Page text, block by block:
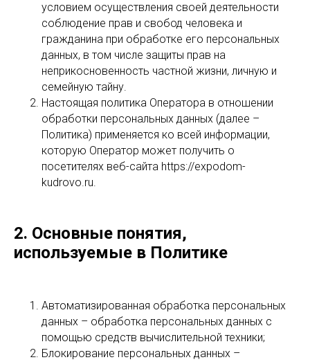
условием осуществления своей деятельности
соблюдение прав и свобод человека и
гражданина при обработке его персональных
данных, в том числе защиты прав на
неприкосновенность частной жизни, личную и
семейную тайну.
Настоящая политика Оператора в отношении
обработки персональных данных (далее –
Политика) применяется ко всей информации,
которую Оператор может получить о
посетителях веб-сайта https://expodom-
kudrovo.ru.
2. Основные понятия,
используемые в Политике
Автоматизированная обработка персональных
данных – обработка персональных данных с
помощью средств вычислительной техники;
Блокирование персональных данных –